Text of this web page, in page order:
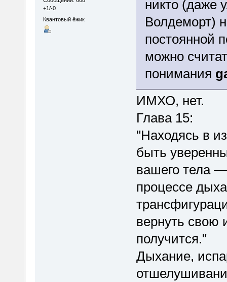
+1/-0
Квантовый ёжик
никто (даже
Волдеморт)
постоянной
можно
понимания
ИМХО, нет.
Глава 15:
"Находясь в
быть
вашего тела
процессе
вернуть свою
получится."
Дыхание,